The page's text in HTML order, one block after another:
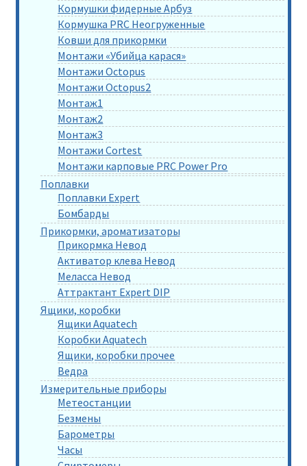
Кормушки фидерные Арбуз
Кормушка PRC Неогруженные
Ковши для прикормки
Монтажи «Убийца карася»
Монтажи Octopus
Монтажи Octopus2
Монтаж1
Монтаж2
Монтаж3
Монтажи Cortest
Монтажи карповые PRC Power Pro
Поплавки
Поплавки Expert
Бомбарды
Прикормки, ароматизаторы
Прикормка Невод
Активатор клева Невод
Меласса Невод
Аттрактант Expert DIP
Ящики, коробки
Ящики Aquatech
Коробки Aquatech
Ящики, коробки прочее
Ведра
Измерительные приборы
Метеостанции
Безмены
Барометры
Часы